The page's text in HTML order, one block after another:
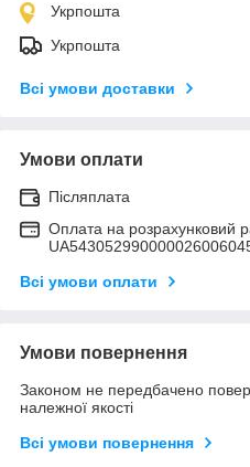
Укрпошта
Укрпошта
Всі умови доставки
Умови оплати
Післяплата
Оплата на розрахунковий
Всі умови оплати
Умови повернення
Законом не передбачено
належної якості
Всі умови повернення